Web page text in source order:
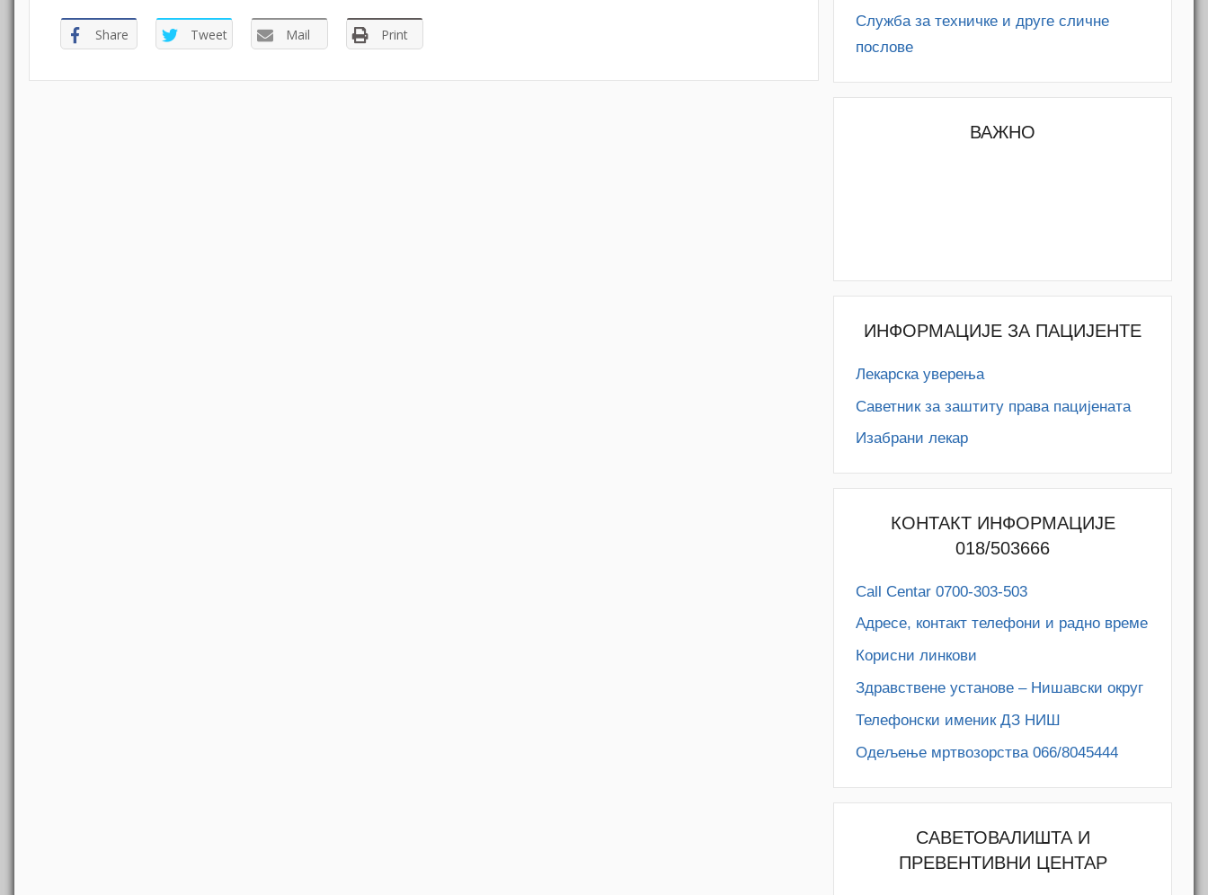
Share Tweet Mail Print
Служба за техничке и друге сличне
послове
ВАЖНО
ИНФОРМАЦИЈЕ ЗА ПАЦИЈЕНТЕ
Лекарска уверења
Саветник за заштиту права пацијената
Изабрани лекар
КОНТАКТ ИНФОРМАЦИЈЕ
018/503666
Call Centar 0700-303-503
Адресe, контакт телефони и радно време
Корисни линкови
Здравствене установе – Нишавски округ
Телефонски именик ДЗ НИШ
Одељење мртвозорства 066/8045444
САВЕТОВАЛИШТА И
ПРЕВЕНТИВНИ ЦЕНТАР